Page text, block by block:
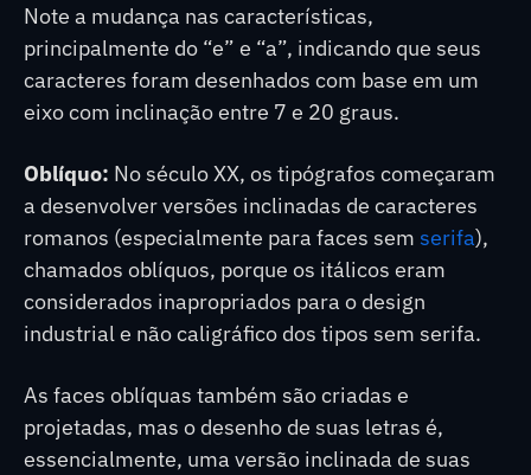
Note a mudança nas características,
principalmente do “e” e “a”, indicando que seus
caracteres foram desenhados com base em um
eixo com inclinação entre 7 e 20 graus.
Oblíquo: No século XX, os tipógrafos começaram
a desenvolver versões inclinadas de caracteres
romanos (especialmente para faces sem serifa),
chamados oblíquos, porque os itálicos eram
considerados inapropriados para o design
industrial e não caligráfico dos tipos sem serifa.
As faces oblíquas também são criadas e
projetadas, mas o desenho de suas letras é,
essencialmente, uma versão inclinada de suas